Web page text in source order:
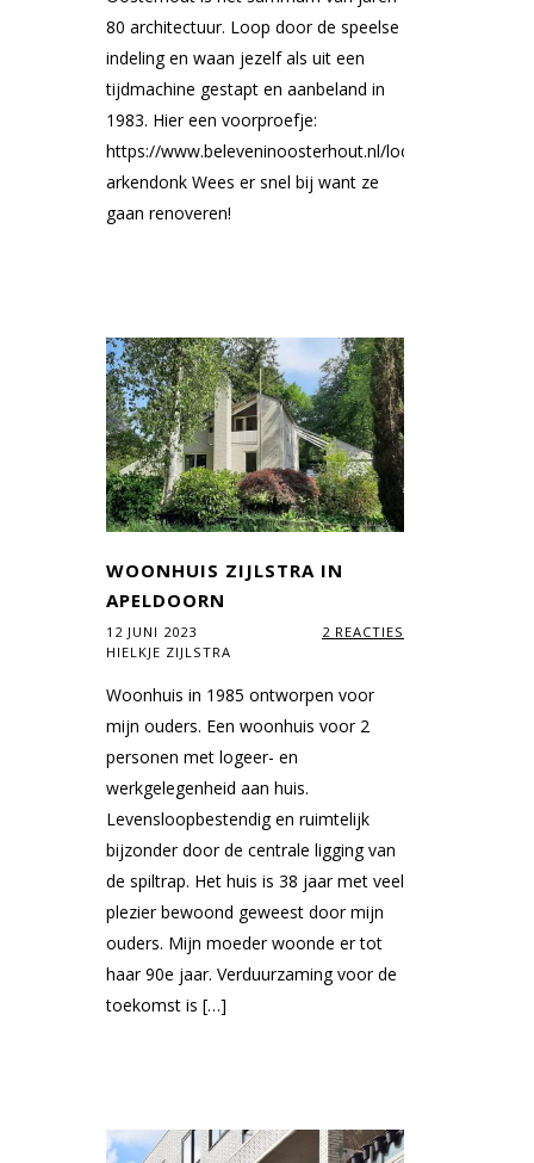
80 architectuur. Loop door de speelse
indeling en waan jezelf als uit een
tijdmachine gestapt en aanbeland in
1983. Hier een voorproefje:
https://www.beleveninoosterhout.nl/locaties/
arkendonk Wees er snel bij want ze
gaan renoveren!
WOONHUIS ZIJLSTRA IN
APELDOORN
12 JUNI 2023
2 REACTIES
HIELKJE ZIJLSTRA
Woonhuis in 1985 ontworpen voor
mijn ouders. Een woonhuis voor 2
personen met logeer- en
werkgelegenheid aan huis.
Levensloopbestendig en ruimtelijk
bijzonder door de centrale ligging van
de spiltrap. Het huis is 38 jaar met veel
plezier bewoond geweest door mijn
ouders. Mijn moeder woonde er tot
haar 90e jaar. Verduurzaming voor de
toekomst is […]